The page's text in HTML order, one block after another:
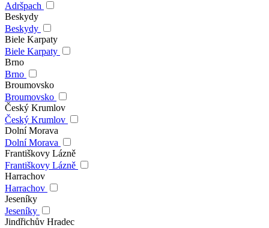
Adršpach
Beskydy
Beskydy
Biele Karpaty
Biele Karpaty
Brno
Brno
Broumovsko
Broumovsko
Český Krumlov
Český Krumlov
Dolní Morava
Dolní Morava
Františkovy Lázně
Františkovy Lázně
Harrachov
Harrachov
Jeseníky
Jeseníky
Jindřichův Hradec